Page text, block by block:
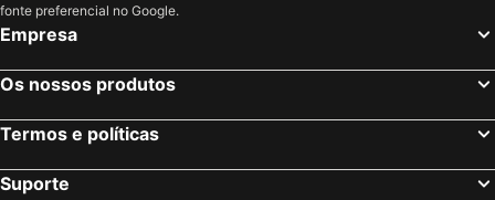
fonte preferencial no Google.
Empresa
Os nossos produtos
Termos e políticas
Suporte